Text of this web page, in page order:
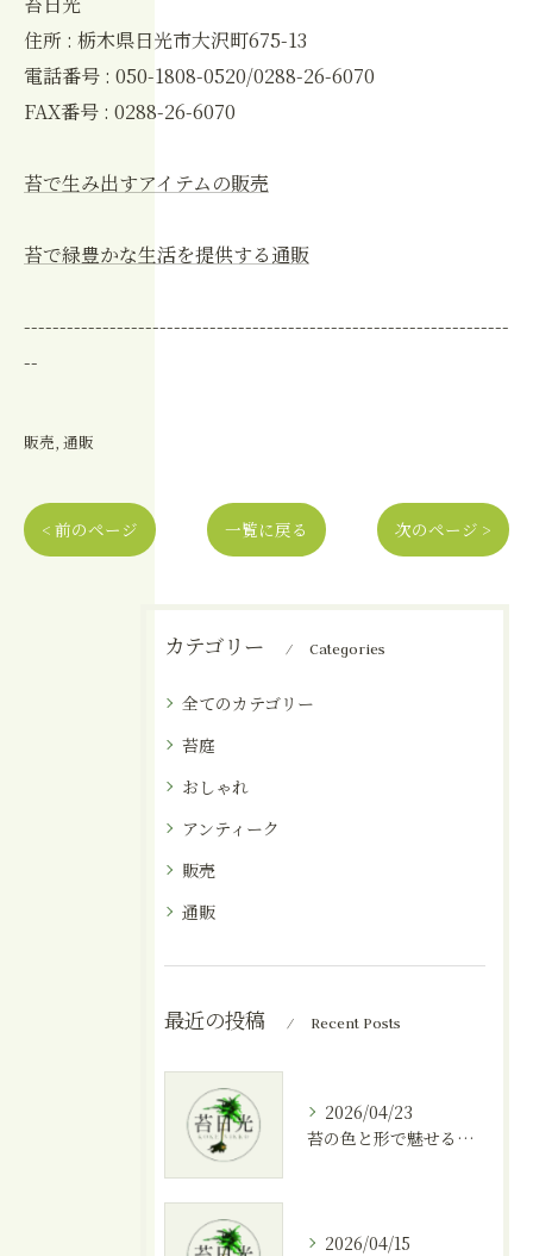
住所 : 栃木県日光市大沢町675-13
電話番号 : 050-1808-0520/0288-26-6070
FAX番号 : 0288-26-6070
苔で生み出すアイテムの販売
苔で緑豊かな生活を提供する通販
--------------------------------------------------------------------
--
販売 通販
< 前のページ 一覧に戻る 次のページ >
カテゴリー Categories
全てのカテゴリー
苔庭
おしゃれ
アンティーク
販売
通販
最近の投稿 Recent Posts
2026/04/23
苔の色と形で魅せる美しいテラリウムの作り方
2026/04/15